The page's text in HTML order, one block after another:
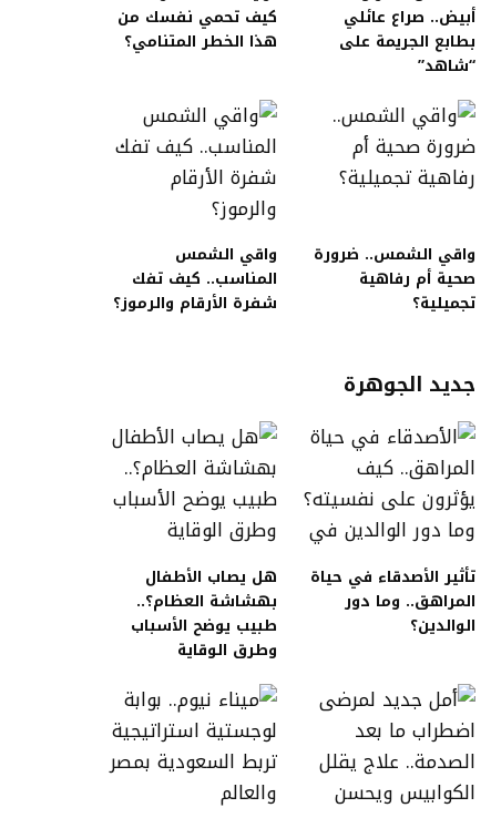
أبيض.. صراع عائلي
بطابع الجريمة على
“شاهد”
كيف تحمي نفسك من
هذا الخطر المتنامي؟
واقي الشمس.. ضرورة
صحية أم رفاهية
تجميلية؟
واقي الشمس
المناسب.. كيف تفك
شفرة الأرقام والرموز؟
جديد الجوهرة
تأثير الأصدقاء في حياة
المراهق.. وما دور
الوالدين؟
هل يصاب الأطفال
بهشاشة العظام؟..
طبيب يوضح الأسباب
وطرق الوقاية